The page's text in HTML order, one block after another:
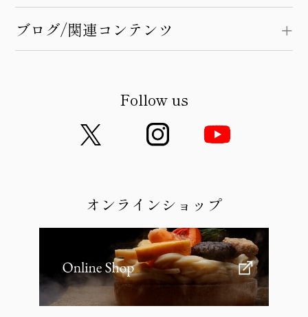
ブログ/関連コンテンツ
Follow us
オンラインショップ